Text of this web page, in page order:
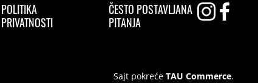
POLITIKA
PRIVATNOSTI
ČESTO POSTAVLJANA
PITANJA
Sajt pokreće TAU Commerce.